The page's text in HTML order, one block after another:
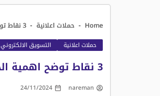
Home
- حملات اعلانية - 3 نقاط توضح اهمية الحملات التسويقية الناجحة – تعرف عليها الآن
حملات اعلانية التسويق الالكتروني
3 نقاط توضح اهمية الحملات التسويقية الناجحة – تعرف عليها الآن
nareman
24/11/2024